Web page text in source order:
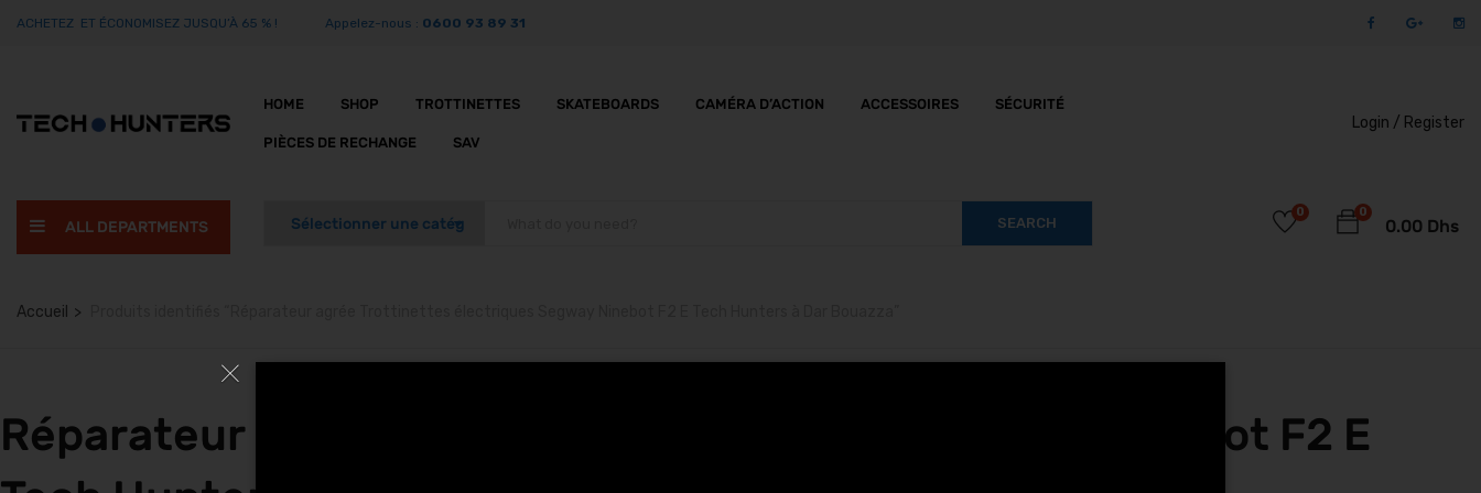
ACHETEZ ET ÉCONOMISEZ JUSQU’À 65 % ! Appelez-nous : 0600 93 89 31
HOME SHOP TROTTINETTES SKATEBOARDS CAMÉRA D’ACTION ACCESSOIRES SÉCURITÉ
PIÈCES DE RECHANGE SAV
Login / Register
ALL DEPARTMENTS SEARCH
0
0.00 Dhs
0
Accueil
Réparateur agrée Trottinettes électriques Segway Ninebot F2 E